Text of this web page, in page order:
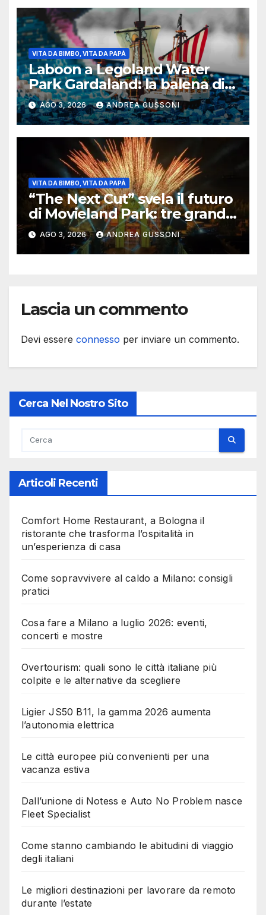
VITA DA BIMBO, VITA DA PAPÀ
Laboon a Legoland Water
Park Gardaland: la balena di
One Piece arriva in formato
Lego
AGO 3, 2026 ANDREA GUSSONI
VITA DA BIMBO, VITA DA PAPÀ
“The Next Cut” svela il futuro
di Movieland Park: tre grandi
novità per la stagione 2027
AGO 3, 2026 ANDREA GUSSONI
Lascia un commento
Devi essere connesso per inviare un commento.
Cerca Nel Nostro Sito
Articoli Recenti
Comfort Home Restaurant, a Bologna il
ristorante che trasforma l’ospitalità in
un’esperienza di casa
Come sopravvivere al caldo a Milano: consigli
pratici
Cosa fare a Milano a luglio 2026: eventi,
concerti e mostre
Overtourism: quali sono le città italiane più
colpite e le alternative da scegliere
Ligier JS50 B11, la gamma 2026 aumenta
l’autonomia elettrica
Le città europee più convenienti per una
vacanza estiva
Dall’unione di Notess e Auto No Problem nasce
Fleet Specialist
Come stanno cambiando le abitudini di viaggio
degli italiani
Le migliori destinazioni per lavorare da remoto
durante l’estate